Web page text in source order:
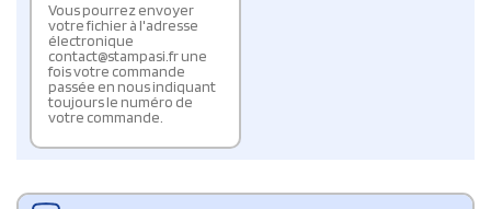
Vous pourrez envoyer
votre fichier à l'adresse
électronique
contact@stampasi.fr une
fois votre commande
passée en nous indiquant
toujours le numéro de
votre commande.